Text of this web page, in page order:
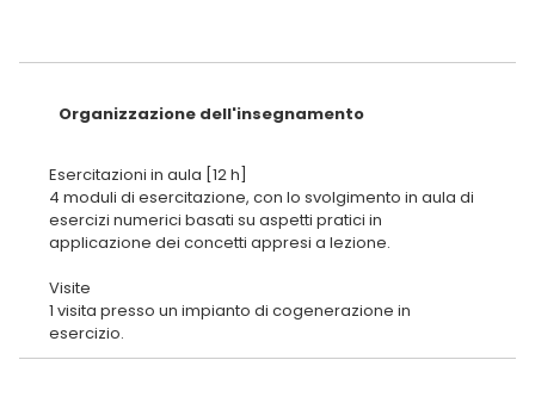
Organizzazione dell'insegnamento
Esercitazioni in aula [12 h]
4 moduli di esercitazione, con lo svolgimento in aula di
esercizi numerici basati su aspetti pratici in
applicazione dei concetti appresi a lezione.
Visite
1 visita presso un impianto di cogenerazione in